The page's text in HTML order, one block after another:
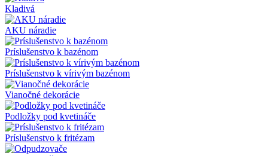
Kladivá
AKU náradie
Príslušenstvo k bazénom
Príslušenstvo k vírivým bazénom
Vianočné dekorácie
Podložky pod kvetináče
Príslušenstvo k fritézam